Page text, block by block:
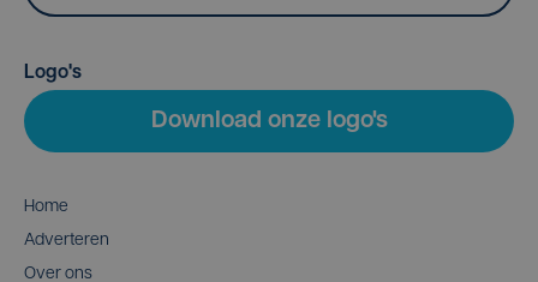
Logo's
Download onze logo's
Home
Adverteren
Over ons